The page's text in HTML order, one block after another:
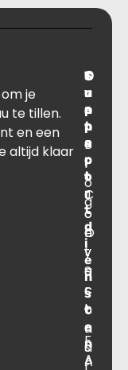
je
te tillen.
en een
altijd klaar
T
r
a
n
s
p
o
r
t
d
i
e
n
s
t
e
n
A
O
v
e
r
B
l
o
g
O
v
e
r
o
n
s
S
u
p
p
o
r
t
C
o
n
t
a
c
t
F
A
C
o
n
t
a
c
t
J
o
e
y
S
c
h
a
a